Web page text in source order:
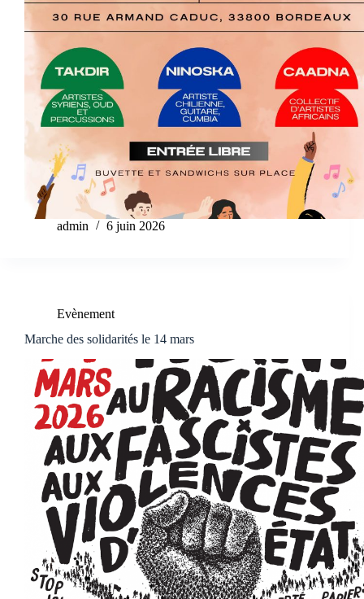
admin 6 juin 2026
Evènement
Marche des solidarités le 14 mars